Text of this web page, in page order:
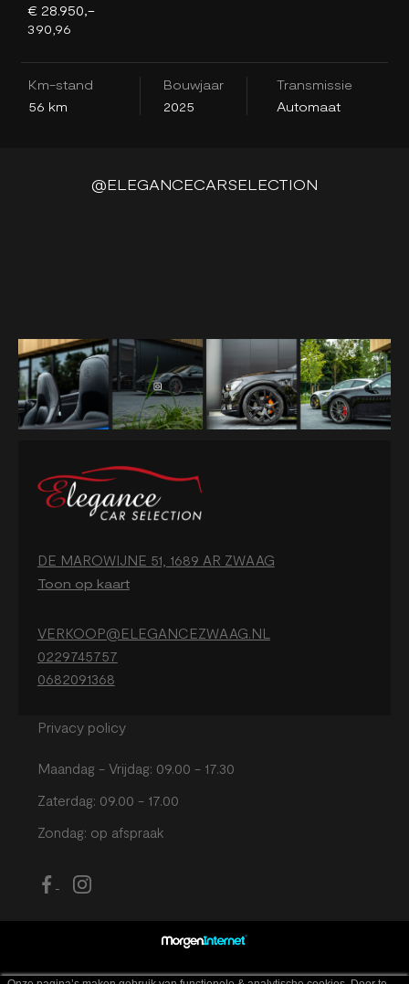
€ 28.950,-
390,96
Km-stand
56 km
Bouwjaar
2025
Transmissie
Automaat
@ELEGANCECARSELECTION
DE MAROWIJNE 51, 1689 AR ZWAAG
Toon op kaart
VERKOOP@ELEGANCEZWAAG.NL
0229745757
0682091368
Privacy policy
Maandag - Vrijdag: 09.00 - 17.30
Zaterdag: 09.00 - 17.00
Zondag: op afspraak